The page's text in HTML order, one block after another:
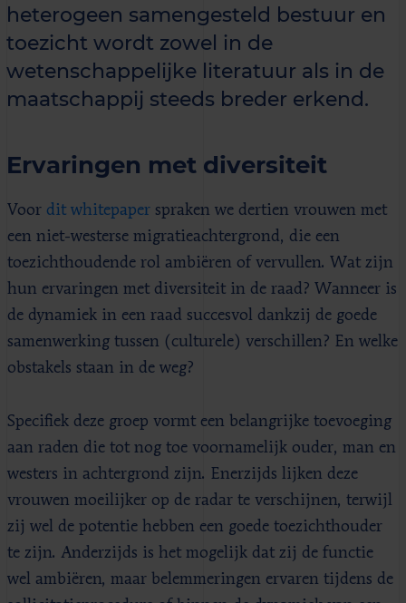
heterogeen samengesteld bestuur en
toezicht wordt zowel in de
wetenschappelijke literatuur als in de
maatschappij steeds breder erkend.
Ervaringen met diversiteit
Voor dit whitepaper spraken we dertien vrouwen met
een niet-westerse migratieachtergrond, die een
toezichthoudende rol ambiëren of vervullen. Wat zijn
hun ervaringen met diversiteit in de raad? Wanneer is
de dynamiek in een raad succesvol dankzij de goede
samenwerking tussen (culturele) verschillen? En welke
obstakels staan in de weg?
Specifiek deze groep vormt een belangrijke toevoeging
aan raden die tot nog toe voornamelijk ouder, man en
westers in achtergrond zijn. Enerzijds lijken deze
vrouwen moeilijker op de radar te verschijnen, terwijl
zij wel de potentie hebben een goede toezichthouder
te zijn. Anderzijds is het mogelijk dat zij de functie
wel ambiëren, maar belemmeringen ervaren tijdens de